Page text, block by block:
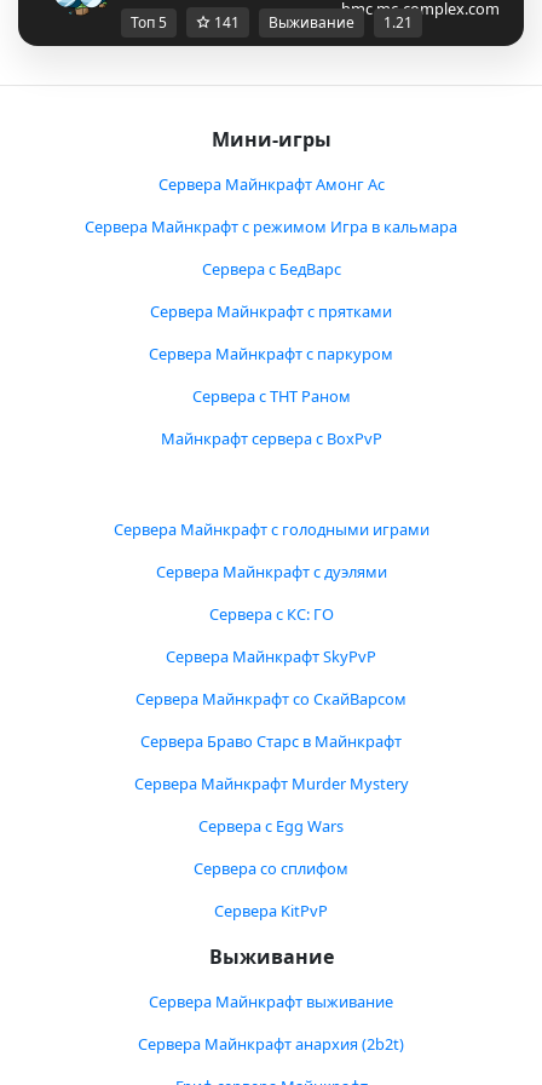
bmc.mc-complex.com
Топ 5 141 Выживание 1.21
Мини-игры
Сервера Майнкрафт Амонг Ас
Сервера Майнкрафт с режимом Игра в кальмара
Сервера с БедВарс
Сервера Майнкрафт с прятками
Сервера Майнкрафт с паркуром
Сервера с ТНТ Раном
Майнкрафт сервера с BoxPvP
Сервера Майнкрафт с голодными играми
Сервера Майнкрафт с дуэлями
Сервера с КС: ГО
Сервера Майнкрафт SkyPvP
Сервера Майнкрафт со СкайВарсом
Сервера Браво Старс в Майнкрафт
Сервера Майнкрафт Murder Mystery
Сервера с Egg Wars
Сервера со сплифом
Сервера KitPvP
Выживание
Сервера Майнкрафт выживание
Сервера Майнкрафт анархия (2b2t)